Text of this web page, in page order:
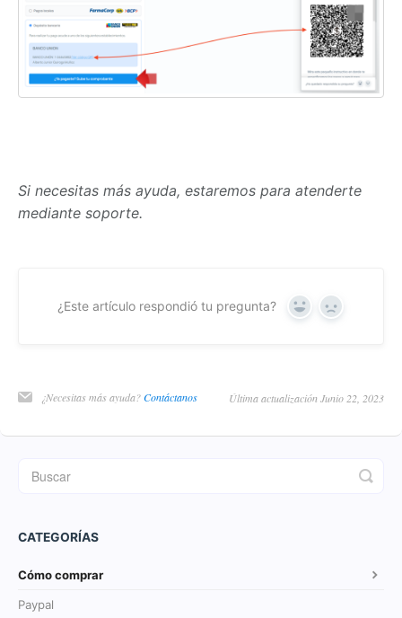
Si necesitas más ayuda, estaremos para atenderte
mediante soporte.
¿Este artículo respondió tu pregunta? Yes No
¿Necesitas más ayuda?Contáctanos Última actualización Junio 22, 2023
CATEGORÍAS
Cómo comprar
Paypal